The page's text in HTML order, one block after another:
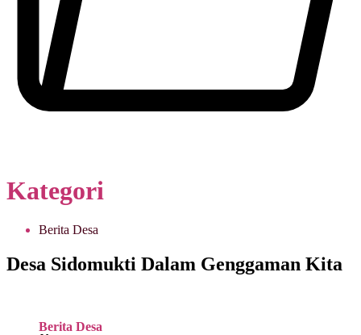
Kategori
Berita Desa
Desa Sidomukti Dalam Genggaman Kita
Berita Desa